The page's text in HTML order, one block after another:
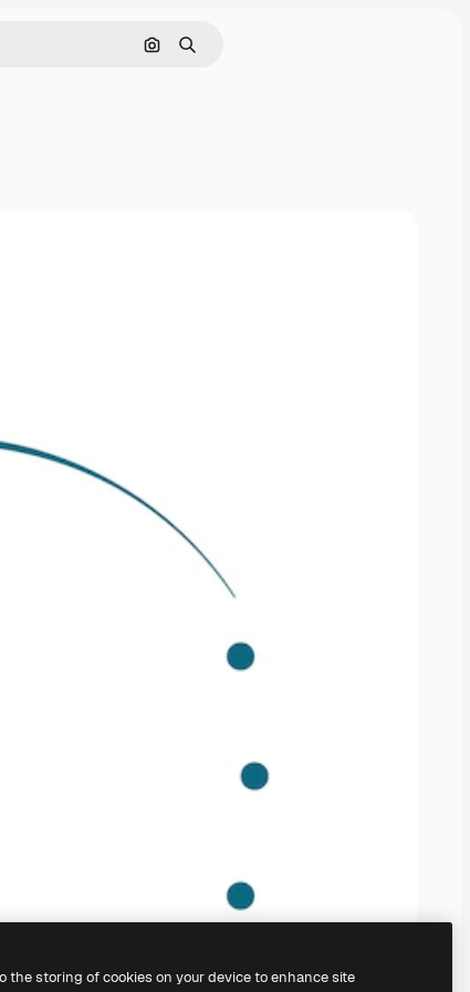
Cerca per immagine
Ricerca
the storing of cookies on your device to enhance site